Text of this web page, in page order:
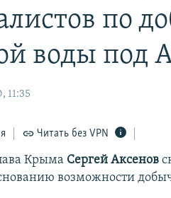
по
воды под
11:35
Читать без VPN
Крыма Сергей Аксенов
возможности